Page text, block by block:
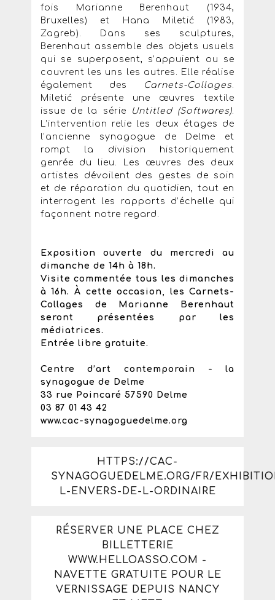
fois Marianne Berenhaut (1934,
Bruxelles) et Hana Miletić (1983,
Zagreb). Dans ses sculptures,
Berenhaut assemble des objets usuels
qui se superposent, s’appuient ou se
couvrent les uns les autres. Elle réalise
également des
Carnets-Collages
Miletić présente une œuvres textile
issue de la série
Untitled (Softwares)
L’intervention relie les deux étages de
l’ancienne synagogue de Delme et
rompt la division historiquement
genrée du lieu. Les œuvres des deux
artistes dévoilent des gestes de soin
et de réparation du quotidien, tout en
interrogent les rapports d’échelle qui
façonnent notre regard.
Exposition ouverte du mercredi au
dimanche de 14h à 18h.
Visite commentée tous les dimanches
à 16h. À cette occasion, les Carnets-
Collages de Marianne Berenhaut
seront présentées par les
médiatrices.
Entrée libre gratuite.
Centre d’art contemporain - la
synagogue de Delme
33 rue Poincaré 57590 Delme
03 87 01 43 42
www.cac-synagoguedelme.org
HTTPS://CAC-
SYNAGOGUEDELME.ORG/FR/
L-ENVERS-DE-L-ORDINAIRE
RÉSERVER UNE PLACE CHEZ
BILLETTERIE
WWW.HELLOASSO.COM -
NAVETTE GRATUITE POUR LE
VERNISSAGE DEPUIS NANCY